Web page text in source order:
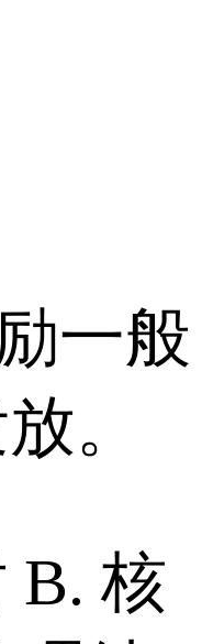
一般
。
B. 核